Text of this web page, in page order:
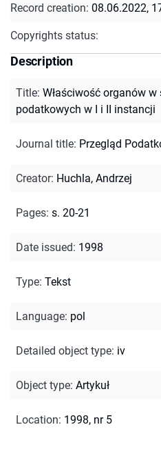
Record creation: 08.06.2022,
Copyrights status:
Description
Title: Właściwość organów
podatkowych w I i II instancji
Journal title: Przegląd
Creator: Huchla, Andrzej
Pages: s. 20-21
Date issued: 1998
Type: Tekst
Language: pol
Detailed object type: iv
Object type: Artykuł
Location: 1998, nr 5